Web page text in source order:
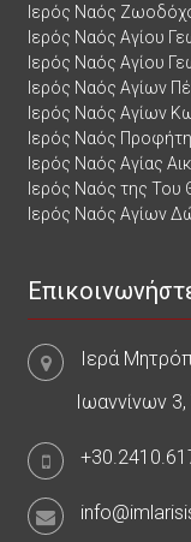
Ιερός Ναός
Ιερός Ναός Αγίου
Ιερός Ναός Αγίου
Ιερός Ναός Αγίων
Ιερός Ναός Αγίων
Ιερός Ναός
Ιερός Ναός Αγίας
Ιερός Ναός της
Ιερός Ναός Αγίων
Ιερά
Ιωαννίνων